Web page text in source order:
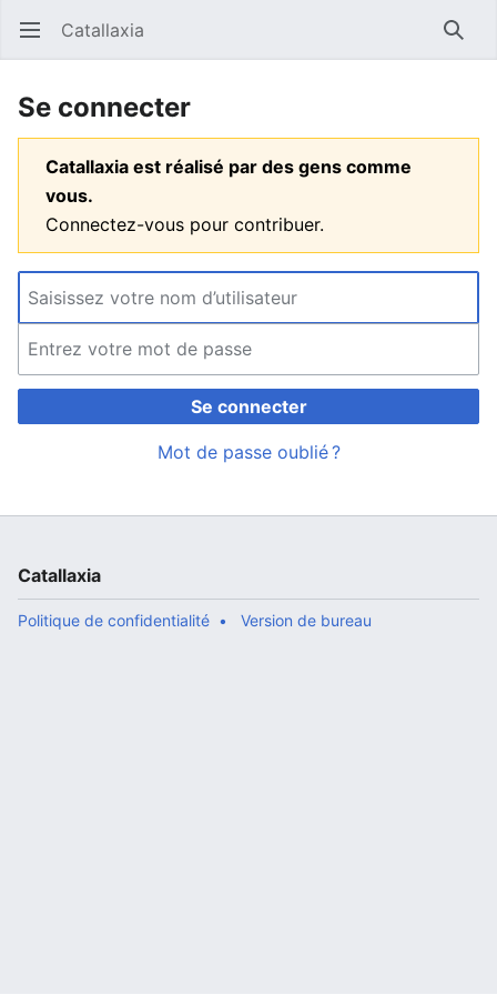
Ouvrir le menu principal Catallaxia
Se connecter
Catallaxia est réalisé par des gens comme
vous.
Connectez-vous pour contribuer.
Se connecter
Mot de passe oublié ?
Catallaxia
Politique de confidentialité Version de bureau